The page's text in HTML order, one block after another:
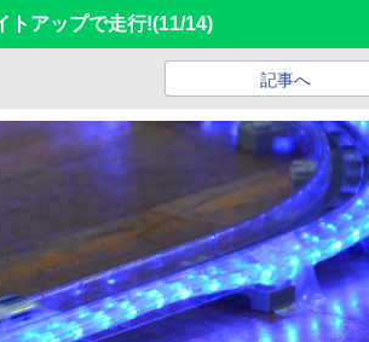
トアップで走行!(11/14)
記事へ